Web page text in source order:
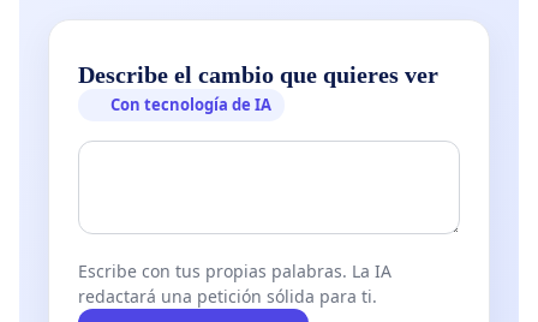
Describe el cambio que quieres ver
Con tecnología de IA
Escribe con tus propias palabras. La IA
redactará una petición sólida para ti.